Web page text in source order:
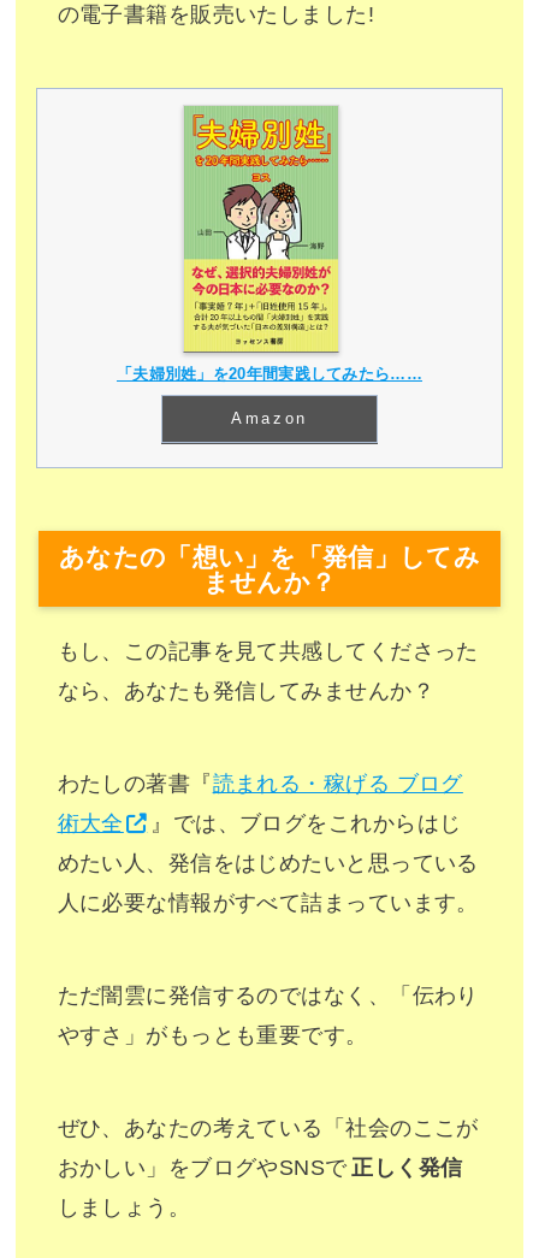
の電子書籍を販売いたしました!
「夫婦別姓」を20年間実践してみたら……
Amazon
あなたの「想い」を「発信」してみ
ませんか？
もし、この記事を見て共感してくださった
なら、あなたも発信してみませんか？
わたしの著書『読まれる・稼げる ブログ
術大全
』では、ブログをこれからはじ
めたい人、発信をはじめたいと思っている
人に必要な情報がすべて詰まっています。
ただ闇雲に発信するのではなく、「伝わり
やすさ」がもっとも重要です。
ぜひ、あなたの考えている「社会のここが
おかしい」をブログやSNSで正しく発信
しましょう。